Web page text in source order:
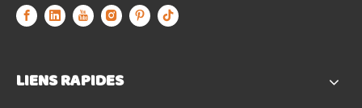
LIENS RAPIDES